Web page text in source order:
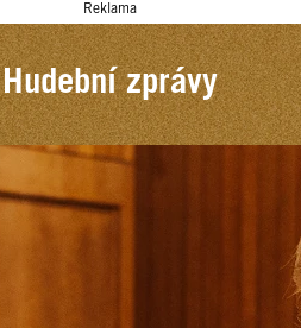
Reklama
Hudební zprávy